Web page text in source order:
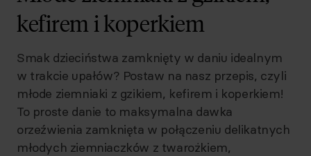
kefirem i koperkiem
Smak dzieciństwa zamknięty w daniu idealnym
w trakcie upałów? Postaw na nasz przepis, czyli
młode ziemniaki z gzikiem, kefirem i koperkiem!
To proste danie to maksymalna dawka
orzeźwienia zamknięta w połączeniu delikatnych
młodych ziemniaczków z twarożkiem,